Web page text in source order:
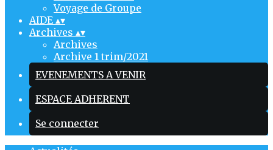
Voyage de Groupe
AIDE ▴▾
Archives ▴▾
Archives
Archive 1 trim/2021
EVENEMENTS A VENIR
ESPACE ADHERENT
Se connecter